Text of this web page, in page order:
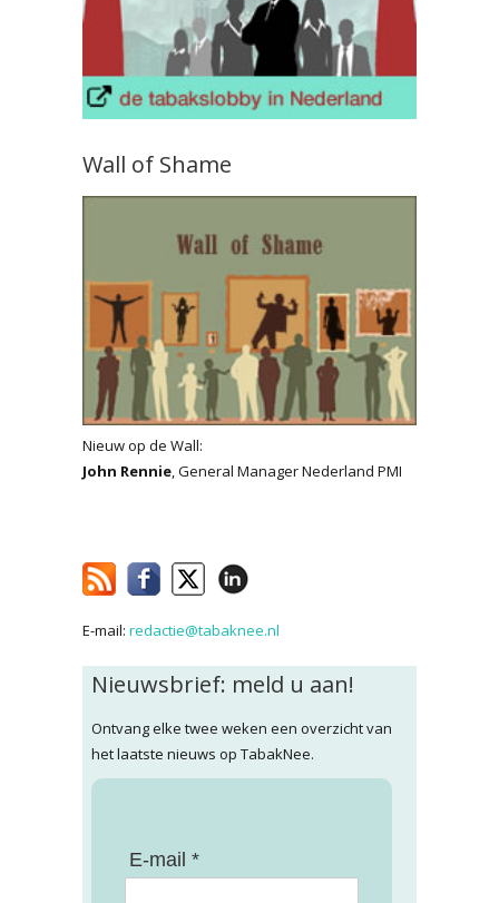
Wall of Shame
Nieuw op de Wall:
John Rennie, General Manager Nederland PMI
E-mail: redactie@tabaknee.nl
Nieuwsbrief: meld u aan!
Ontvang elke twee weken een overzicht van
het laatste nieuws op TabakNee.
E-mail *